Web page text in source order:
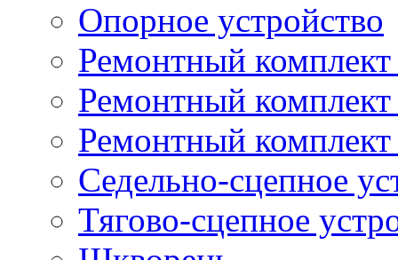
Опорное устройство
Ремонтный комплект
Ремонтный
Ремонтный комплект
Седельно-сцепное
Тягово-сцепное